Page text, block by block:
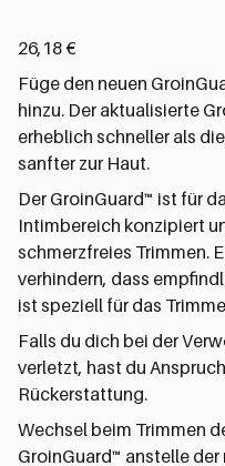
26,18 €
Füge den neuen
hinzu. Der aktualisierte
erheblich schneller als
sanfter zur Haut.
Der GroinGuard™ ist für
Intimbereich konzipiert
schmerzfreies Trimmen.
verhindern, dass
ist speziell für das
Falls du dich bei der
verletzt, hast du
Rückerstattung.
Wechsel beim Trimmen
GroinGuard™ anstelle